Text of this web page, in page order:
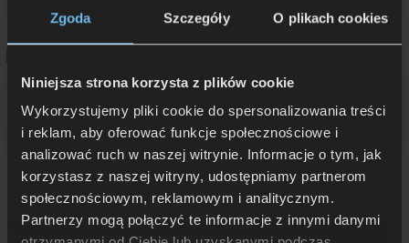
Zgoda Szczegóły O plikach cookies
Niniejsza strona korzysta z plików cookie
Wykorzystujemy pliki cookie do spersonalizowania treści
i reklam, aby oferować funkcje społecznościowe i
analizować ruch w naszej witrynie. Informacje o tym, jak
korzystasz z naszej witryny, udostępniamy partnerom
społecznościowym, reklamowym i analitycznym.
Partnerzy mogą połączyć te informacje z innymi danymi
Łóżko tapicerowane COLORADO Italcomfort
od 2 498 zł
Rata 0% już od: 249,80 zł